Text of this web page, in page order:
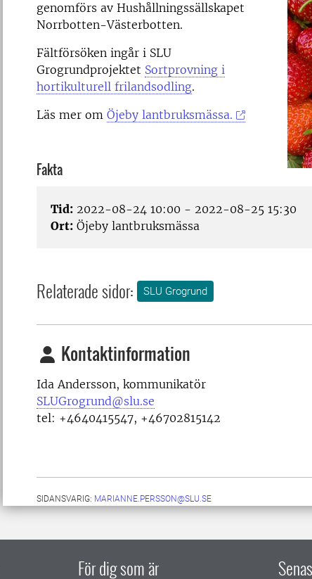
genomförs av Hushållningssällskapet
Norrbotten-Västerbotten.
Fältförsöken ingår i SLU
Grogrundprojektet Sortprovning i
hortikulturell frilandsodling.
Läs mer om Öjeby lantbruksmässa.
Fakta
Tid: 2022-08-24 10:00 - 2022-08-25 15:30
Ort: Öjeby lantbruksmässa
Relaterade sidor: SLU Grogrund
Kontaktinformation
Ida Andersson, kommunikatör
SLUGrogrund@slu.se
tel: +4640415547, +46702815142
SIDANSVARIG: MARIANNE.PERSSON@SLU.SE
För dig som är